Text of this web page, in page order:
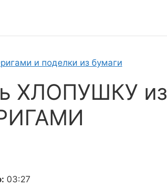
и поделки из бумаги
ХЛОПУШКУ из
03:27